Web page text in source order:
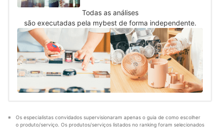
Ponderados:&nbsp;Equilibramos o peso da
nota de popularidade e compatibilidade
técnica conforme o tipo de produto. Assim,
destacamos produtos que não são apenas
populares, mas também funcionam de
verdade.
para garantir que as informações estejam
corretas e atualizadas.Sem conteúdo
automatizado: Não publicamos textos
gerados por inteligência artificial sem
revisão. Toda recomendação é revisada por
pessoas que conhecem o produto e o
público.
avaliações ou relevância.Ajustes nos
critérios: Os critérios são atualizados quando
surgem novos produtos ou as preferências
do público mudam.Aprimoramento
constante: Melhoramos continuamente as
tabelas, os métodos de avaliação e a
curadoria de produtos.
Todas as análises
são executadas pela mybest de forma independente.
Os especialistas convidados supervisionaram apenas o guia de como escolher
o produto/serviço. Os produtos/serviços listados no ranking foram selecionados